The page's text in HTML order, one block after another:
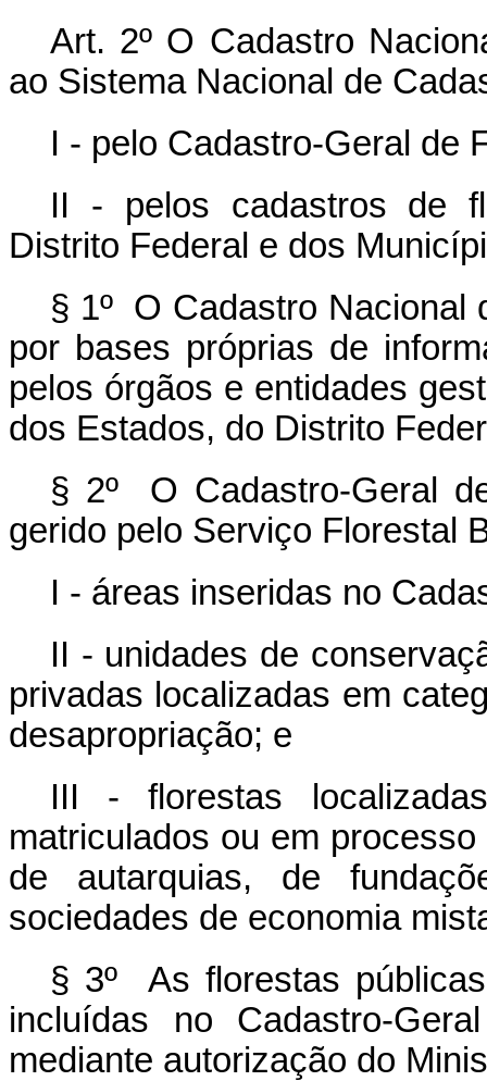
Art. 2º O Cadastro
ao Sistema Nacional de
I - pelo Cadastro-Geral de
II - pelos cadastros de
Distrito Federal e dos
§ 1º O Cadastro Nacional
por bases próprias de
pelos órgãos e entidades
dos Estados, do Distrito
§ 2º O Cadastro-Geral
gerido pelo Serviço Florestal
I - áreas inseridas no
II - unidades de
privadas localizadas em
desapropriação; e
III - florestas
matriculados ou em
de autarquias, de
sociedades de economia
§ 3º As florestas
incluídas no Cadastro-
mediante autorização do